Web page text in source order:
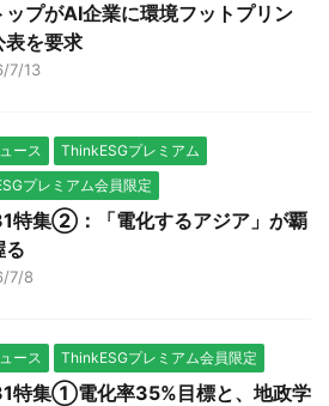
ップがAI企業に環境フットプリン
表を要求
7/13
ース
ThinkESGプレミアム
プレミアム会員限定
特集②：「電化するアジア」が覇
る
7/8
ース ThinkESGプレミアム会員限定
特集①電化率35%目標と、地政学